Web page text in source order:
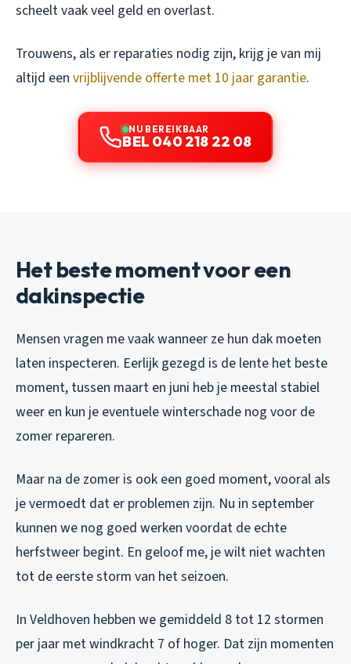
scheelt vaak veel geld en overlast.
Trouwens, als er reparaties nodig zijn, krijg je van mij
altijd een vrijblijvende offerte met 10 jaar garantie.
NU BEREIKBAAR
BEL 040 218 22 08
Het beste moment voor een
dakinspectie
Mensen vragen me vaak wanneer ze hun dak moeten
laten inspecteren. Eerlijk gezegd is de lente het beste
moment, tussen maart en juni heb je meestal stabiel
weer en kun je eventuele winterschade nog voor de
zomer repareren.
Maar na de zomer is ook een goed moment, vooral als
je vermoedt dat er problemen zijn. Nu in september
kunnen we nog goed werken voordat de echte
herfstweer begint. En geloof me, je wilt niet wachten
tot de eerste storm van het seizoen.
In Veldhoven hebben we gemiddeld 8 tot 12 stormen
per jaar met windkracht 7 of hoger. Dat zijn momenten